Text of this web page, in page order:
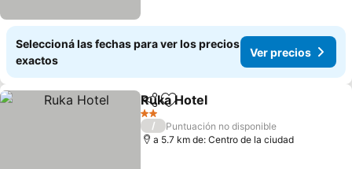
Seleccioná las fechas para ver los precios
exactos
Ver precios
CompartirAñadir a favoritos
Ruka Hotel
2 Estrellas
/
Puntuación no disponible
a 5.7 km de: Centro de la ciudad